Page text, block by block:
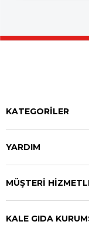
KATEGORİLER
YARDIM
MÜŞTERİ
KALE GIDA